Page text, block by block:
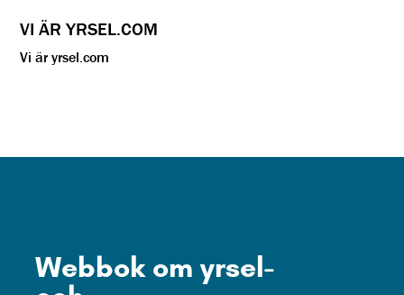
VI ÄR YRSEL.COM
Vi är yrsel.com
Webbok om yrsel-